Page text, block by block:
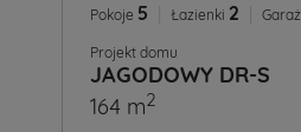
Pokoje 5 Łazienki 2 Garaż
Projekt domu
JAGODOWY DR-S
164 m2